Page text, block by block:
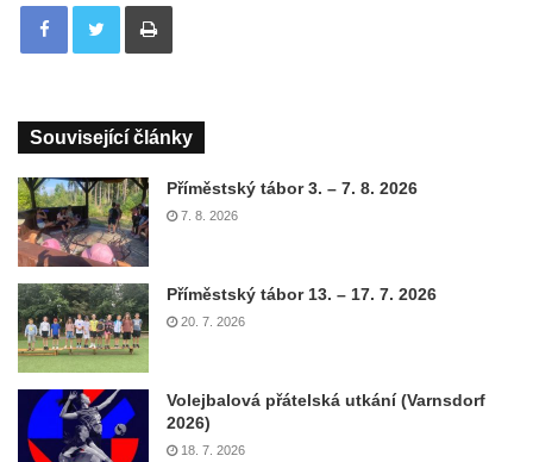
Tisknout
Související články
Příměstský tábor 3. – 7. 8. 2026
7. 8. 2026
Příměstský tábor 13. – 17. 7. 2026
20. 7. 2026
Volejbalová přátelská utkání (Varnsdorf
2026)
18. 7. 2026